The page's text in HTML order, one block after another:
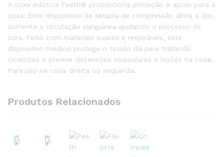
A coxa elástica Peeth® proporciona proteção e apoio para a
coxa. Este dispositivo de terapia de compressão alivia a dor,
aumenta a circulação sanguínea ajudando o processo de
cura. Feito com materiais suaves e respiráveis, este
dispositivo médico protege o tecido da pele tratando
cicatrizes e previne distensões musculares e lesões na coxa.
Para uso na coxa direita ou esquerda.
Produtos Relacionados